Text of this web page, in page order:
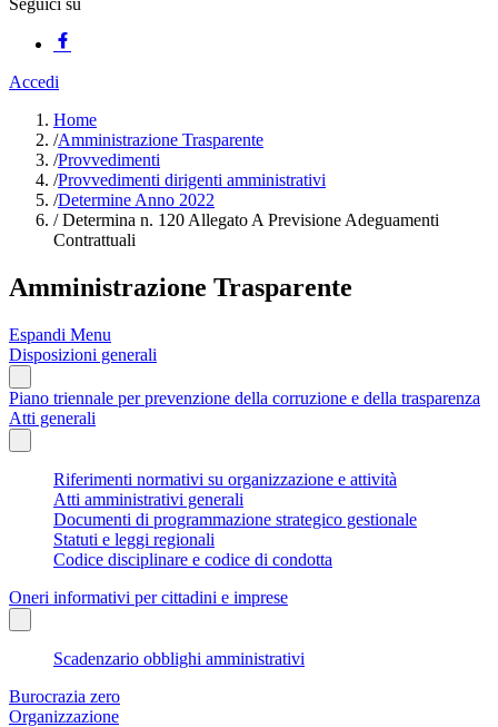
Seguici su
Accedi
Home
/Amministrazione Trasparente
/Provvedimenti
/Provvedimenti dirigenti amministrativi
/Determine Anno 2022
/Determina n. 120 Allegato A Previsione Adeguamenti
Contrattuali
Amministrazione Trasparente
Espandi Menu
Disposizioni generali
Piano triennale per prevenzione della corruzione e della trasparenza
Atti generali
Riferimenti normativi su organizzazione e attività
Atti amministrativi generali
Documenti di programmazione strategico gestionale
Statuti e leggi regionali
Codice disciplinare e codice di condotta
Oneri informativi per cittadini e imprese
Scadenzario obblighi amministrativi
Burocrazia zero
Organizzazione